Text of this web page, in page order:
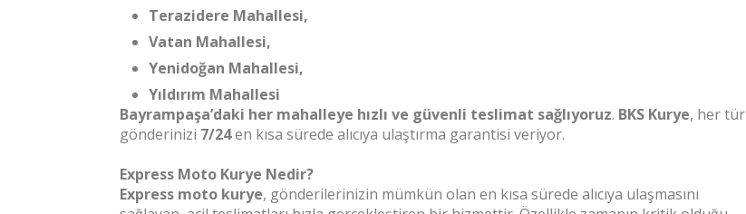
Terazidere Mahallesi,
Vatan Mahallesi,
Yenidoğan Mahallesi,
Yıldırım Mahallesi
Bayrampaşa’daki her mahalleye hızlı ve güvenli teslimat sağlıyoruz. BKS Kurye, her tür
gönderinizi 7/24en kısa sürede alıcıya ulaştırma garantisi veriyor.
Express Moto Kurye Nedir?
Express moto kurye, gönderilerinizin mümkün olan en kısa sürede alıcıya ulaşmasını